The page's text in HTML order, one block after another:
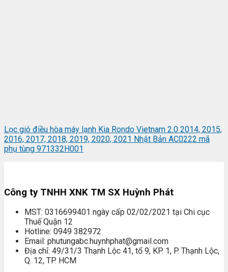
Lọc gió điều hòa máy lạnh Kia Rondo Vietnam 2.0 2014, 2015,
2016, 2017, 2018, 2019, 2020, 2021 Nhật Bản AC0222 mã
phụ tùng 971332H001
Công ty TNHH XNK TM SX Huỳnh Phát
MST: 0316699401 ngày cấp 02/02/2021 tại Chi cục
Thuế Quận 12
Hotline: 0949 382972
Email: phutungabc.huynhphat@gmail.com
Địa chỉ: 49/31/3 Thạnh Lộc 41, tổ 9, KP. 1, P. Thạnh Lộc,
Q. 12, TP. HCM